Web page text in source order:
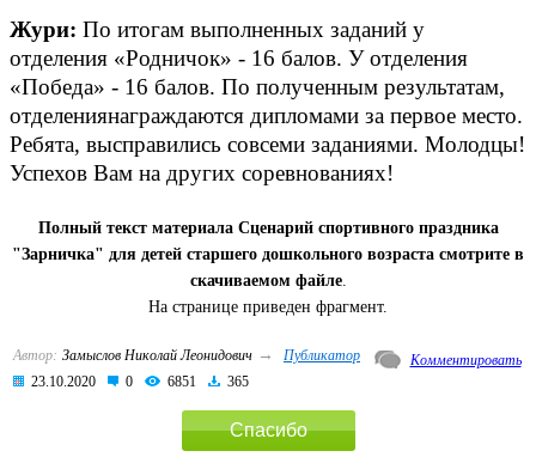
Жури: По итогам выполненных заданий у
отделения «Родничок» - 16 балов. У отделения
«Победа» - 16 балов. По полученным результатам,
отделениянаграждаются дипломами за первое место.
Ребята, высправились совсеми заданиями. Молодцы!
Успехов Вам на других соревнованиях!
Полный текст материала Сценарий спортивного праздника
"Зарничка" для детей старшего дошкольного возраста смотрите в
скачиваемом файле.
На странице приведен фрагмент.
Автор: Замыслов Николай Леонидович →
Публикатор
23.10.2020
0 6851 365
Комментировать
Спасибо